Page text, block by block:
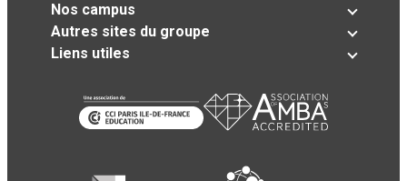
Nos campus
Autres sites du groupe
Liens utiles